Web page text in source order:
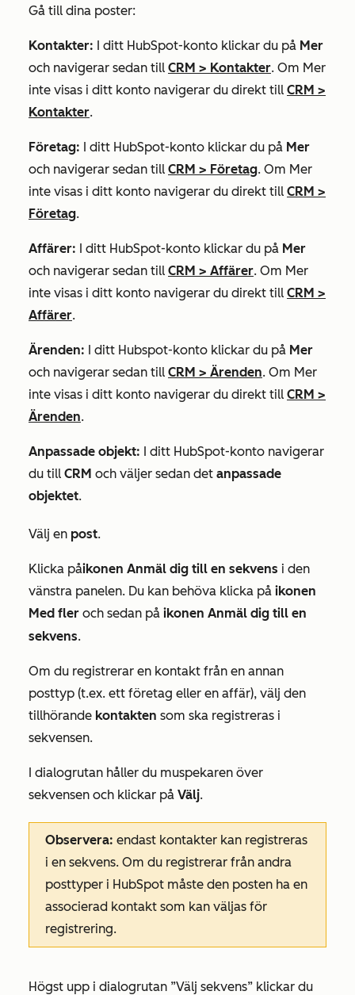
Gå till dina poster:
Kontakter: I ditt HubSpot-konto klickar du på Mer
och navigerar sedan till CRM > Kontakter. Om Mer
inte visas i ditt konto navigerar du direkt till CRM >
Kontakter.
Företag: I ditt HubSpot-konto klickar du på Mer
och navigerar sedan till CRM > Företag. Om Mer
inte visas i ditt konto navigerar du direkt till CRM >
Företag.
Affärer: I ditt HubSpot-konto klickar du på Mer
och navigerar sedan till CRM > Affärer. Om Mer
inte visas i ditt konto navigerar du direkt till CRM >
Affärer.
Ärenden: I ditt Hubspot-konto klickar du på Mer
och navigerar sedan till CRM > Ärenden. Om Mer
inte visas i ditt konto navigerar du direkt till CRM >
Ärenden.
Anpassade objekt: I ditt HubSpot-konto navigerar
du till CRM och väljer sedan det anpassade
objektet.
Välj en post.
Klicka påikonen Anmäl dig till en sekvens i den
vänstra panelen. Du kan behöva klicka på ikonen
Med fler och sedan på ikonen Anmäl dig till en
sekvens.
Om du registrerar en kontakt från en annan
posttyp (t.ex. ett företag eller en affär), välj den
tillhörande kontakten som ska registreras i
sekvensen.
I dialogrutan håller du muspekaren över
sekvensen och klickar på Välj.
Observera: endast kontakter kan registreras
i en sekvens. Om du registrerar från andra
posttyper i HubSpot måste den posten ha en
associerad kontakt som kan väljas för
registrering.
Högst upp i dialogrutan ”Välj sekvens” klickar du